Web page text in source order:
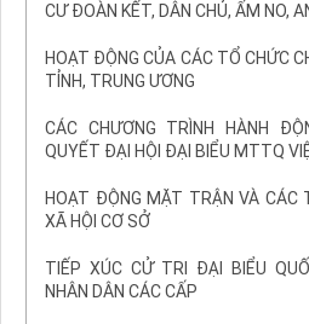
CƯ ĐOÀN KẾT, DÂN CHỦ, ẤM NO,
HOẠT ĐỘNG CỦA CÁC TỔ CHỨC
TỈNH, TRUNG ƯƠNG
CÁC CHƯƠNG TRÌNH HÀNH
QUYẾT ĐẠI HỘI ĐẠI BIỂU MTTQ
HOẠT ĐỘNG MẶT TRẬN VÀ CÁC
XÃ HỘI CƠ SỞ
TIẾP XÚC CỬ TRI ĐẠI BIỂU
NHÂN DÂN CÁC CẤP